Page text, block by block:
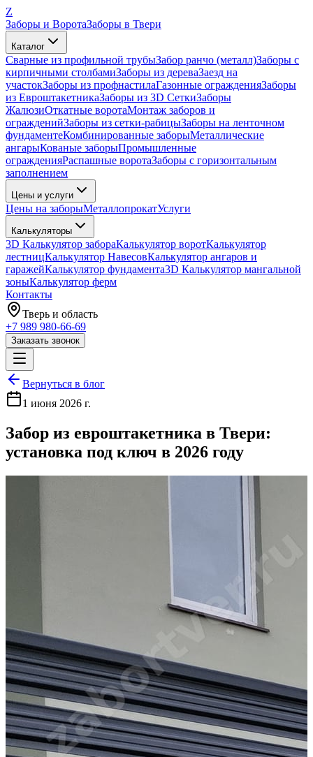
Z
Заборы и ВоротаЗаборы в Твери
Каталог
Сварные из профильной трубыЗабор ранчо (металл)Заборы с
кирпичными столбамиЗаборы из дереваЗаезд на
участокЗаборы из профнастилаГазонные огражденияЗаборы
из ЕвроштакетникаЗаборы из 3D СеткиЗаборы
ЖалюзиОткатные воротаМонтаж заборов и
огражденийЗаборы из сетки-рабицыЗаборы на ленточном
фундаментеКомбинированные заборыМеталлические
ангарыКованые заборыПромышленные
огражденияРаспашные воротаЗаборы с горизонтальным
заполнением
Цены и услуги
Цены на заборыМеталлопрокатУслуги
Калькуляторы
3D Калькулятор забораКалькулятор воротКалькулятор
лестницКалькулятор НавесовКалькулятор ангаров и
гаражейКалькулятор фундамента3D Калькулятор мангальной
зоныКалькулятор ферм
Контакты
Тверь и область
+7 989 980-66-69
Заказать звонок
Вернуться в блог
1 июня 2026 г.
Забор из евроштакетника в Твери:
установка под ключ в 2026 году